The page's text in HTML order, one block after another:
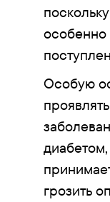
особенно
Особую
грозить